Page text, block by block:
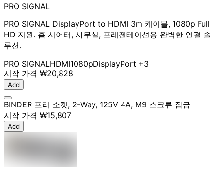
PRO SIGNAL
PRO SIGNAL DisplayPort to HDMI 3m 케이블, 1080p Full
HD 지원. 홈 시어터, 사무실, 프레젠테이션용 완벽한 연결 솔
루션.
PRO SIGNALHDMI1080pDisplayPort +3
시작 가격 ₩20,828
Add
BINDER 프리 소켓, 2-Way, 125V 4A, M9 스크류 잠금
시작 가격 ₩15,807
Add